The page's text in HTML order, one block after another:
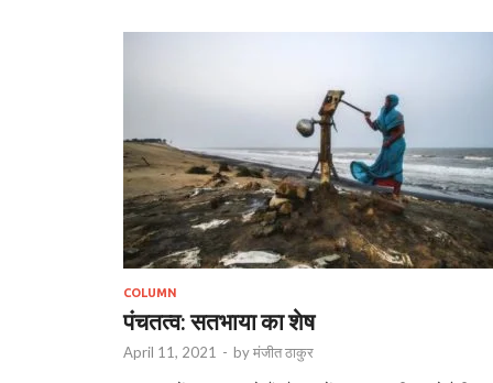
COLUMN
पंचतत्व: सतभाया का शेष
April 11, 2021 - byमंजीत ठाकुर